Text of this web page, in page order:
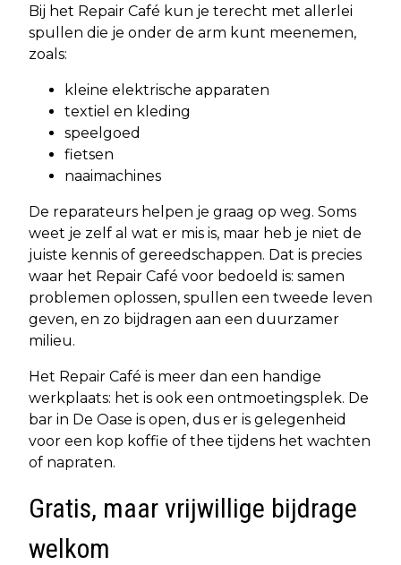
Bij het Repair Café kun je terecht met allerlei
spullen die je onder de arm kunt meenemen,
zoals:
kleine elektrische apparaten
textiel en kleding
speelgoed
fietsen
naaimachines
De reparateurs helpen je graag op weg. Soms
weet je zelf al wat er mis is, maar heb je niet de
juiste kennis of gereedschappen. Dat is precies
waar het Repair Café voor bedoeld is: samen
problemen oplossen, spullen een tweede leven
geven, en zo bijdragen aan een duurzamer
milieu.
Het Repair Café is meer dan een handige
werkplaats: het is ook een ontmoetingsplek. De
bar in De Oase is open, dus er is gelegenheid
voor een kop koffie of thee tijdens het wachten
of napraten.
Gratis, maar vrijwillige bijdrage
welkom